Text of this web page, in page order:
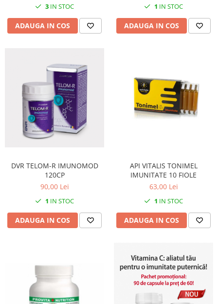
3 IN STOC
ADAUGA IN COS
1 IN STOC
ADAUGA IN COS
DVR TELOM-R IMUNOMOD
120CP
90,00 Lei
1 IN STOC
ADAUGA IN COS
API VITALIS TONIMEL
IMUNITATE 10 FIOLE
63,00 Lei
1 IN STOC
ADAUGA IN COS